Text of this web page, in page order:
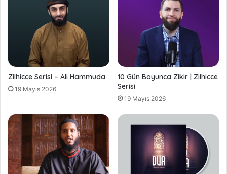
Zilhicce Serisi – Ali Hammuda
19 Mayıs 2026
10 Gün Boyunca Zikir | Zilhicce
Serisi
19 Mayıs 2026